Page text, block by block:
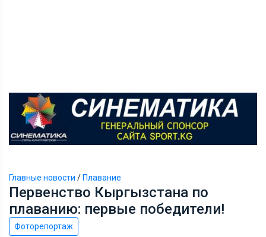
Главные новости / Плавание
Первенство Кыргызстана по
плаванию: первые победители!
Фоторепортаж